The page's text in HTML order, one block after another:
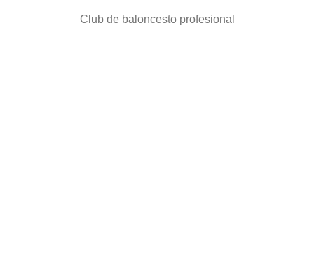
Club de baloncesto profesional